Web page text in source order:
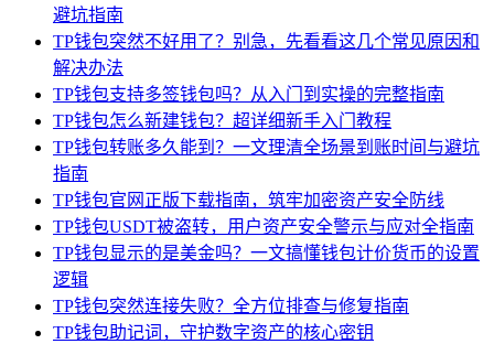
避坑指南
TP钱包突然不好用了？别急，先看看这几个常见原因和
解决办法
TP钱包支持多签钱包吗？从入门到实操的完整指南
TP钱包怎么新建钱包？超详细新手入门教程
TP钱包转账多久能到？一文理清全场景到账时间与避坑
指南
TP钱包官网正版下载指南，筑牢加密资产安全防线
TP钱包USDT被盗转，用户资产安全警示与应对全指南
TP钱包显示的是美金吗？一文搞懂钱包计价货币的设置
逻辑
TP钱包突然连接失败？全方位排查与修复指南
TP钱包助记词，守护数字资产的核心密钥